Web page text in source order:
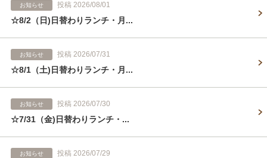
お知らせ 投稿 2026/08/01
☆8/2（日)日替わりランチ・月...
お知らせ 投稿 2026/07/31
☆8/1（土)日替わりランチ・月...
お知らせ 投稿 2026/07/30
☆7/31（金)日替わりランチ・...
お知らせ 投稿 2026/07/29